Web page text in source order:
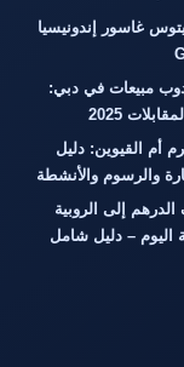
غاسور إندونيسيا
مبيعات في دبي:
2025
أم القيوين: دليل
والرسوم والأنشطة
إلى الروبية
اليوم – دليل شامل